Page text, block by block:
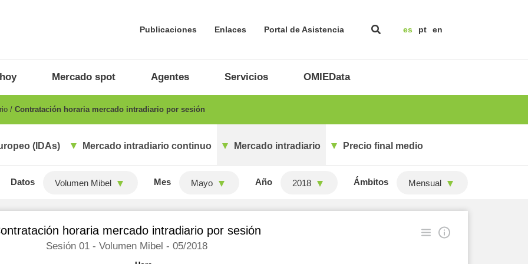
Publicaciones Enlaces Portal de Asistencia es pt en
Mercado spot Agentes Servicios OMIEData
Contratación horaria mercado intradiario por sesión
(IDAs) Mercado intradiario continuo Mercado intradiario Precio final medio
Datos Volumen Mibel Mes Mayo Año 2018 Ámbitos Mensual
horaria mercado intradiario por sesión
Sesión 01 - Volumen Mibel - 05/2018